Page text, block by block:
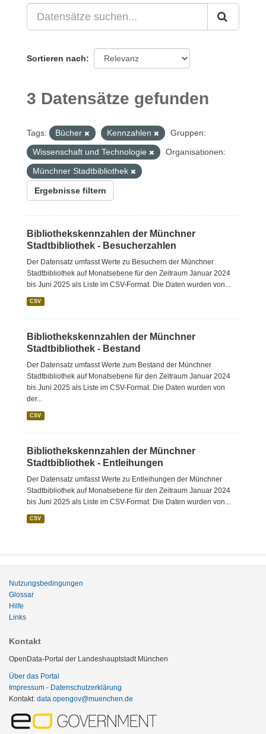
Sortieren nach
3 Datensätze gefunden
Tags: Bücher Kennzahlen
Gruppen:
Wissenschaft und Technologie
Organisationen:
Münchner Stadtbibliothek
Ergebnisse filtern
Bibliothekskennzahlen der Münchner
Stadtbibliothek - Besucherzahlen
Der Datensatz umfasst Werte zu Besuchern der Münchner
Stadtbibliothek auf Monatsebene für den Zeitraum Januar 2024
bis Juni 2025 als Liste im CSV-Format. Die Daten wurden von...
CSV
Bibliothekskennzahlen der Münchner
Stadtbibliothek - Bestand
Der Datensatz umfasst Werte zum Bestand der Münchner
Stadtbibliothek auf Monatsebene für den Zeitraum Januar 2024
bis Juni 2025 als Liste im CSV-Format. Die Daten wurden von
der...
CSV
Bibliothekskennzahlen der Münchner
Stadtbibliothek - Entleihungen
Der Datensatz umfasst Werte zu Entleihungen der Münchner
Stadtbibliothek auf Monatsebene für den Zeitraum Januar 2024
bis Juni 2025 als Liste im CSV-Format. Die Daten wurden von...
CSV
Nutzungsbedingungen
Glossar
Hilfe
Links
Kontakt
OpenData-Portal der Landeshauptstadt München
Über das Portal
Impressum - Datenschutzerklärung
Kontakt: data.opengov@muenchen.de